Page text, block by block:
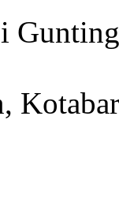
Gunting